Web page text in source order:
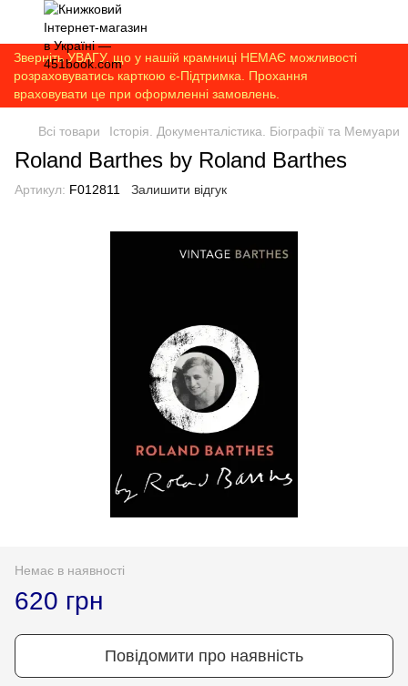
Зверніть УВАГУ, що у нашій крамниці НЕМАЄ можливості
розраховуватись карткою є-Підтримка. Прохання
враховувати це при оформленні замовлень.
Всі товари Історія. Документалістика. Біографії та Мемуари
Roland Barthes by Roland Barthes
Артикул: F012811 Залишити відгук
Немає в наявності
620 грн
Повідомити про наявність